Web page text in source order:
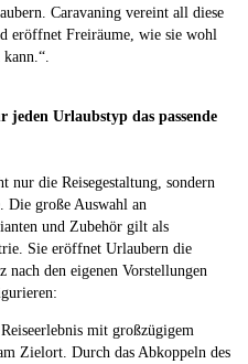
Caravaning vereint all diese
eröffnet Freiräume, wie sie wohl
Urlaubstyp das passende
die Reisegestaltung, sondern
Die große Auswahl an
und Zubehör gilt als
Sie eröffnet Urlaubern die
den eigenen Vorstellungen
mit großzügigem
Zielort. Durch das Abkoppeln des